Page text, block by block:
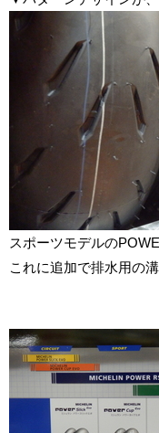
スポーツモデルの
これに追加で排水用の